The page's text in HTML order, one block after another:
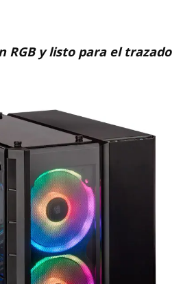
RGB y listo para el trazado